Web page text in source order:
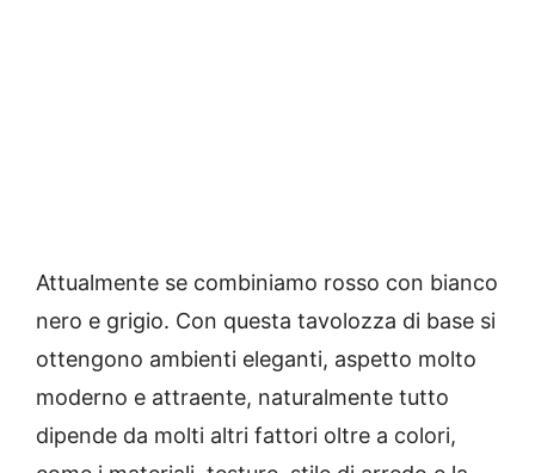
Attualmente se combiniamo rosso con bianco
nero e grigio. Con questa tavolozza di base si
ottengono ambienti eleganti, aspetto molto
moderno e attraente, naturalmente tutto
dipende da molti altri fattori oltre a colori,